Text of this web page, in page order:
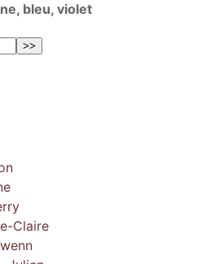
bleu, violet
Claire